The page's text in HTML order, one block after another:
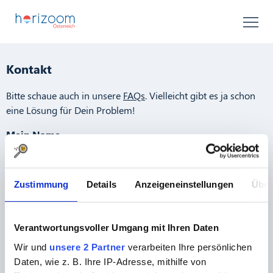
Zustimmung Details Anzeigeneinstellungen
Verantwortungsvoller Umgang mit Ihren Daten
Wir und unsere 2 Partner verarbeiten Ihre persönlichen
Daten, wie z. B. Ihre IP-Adresse, mithilfe von
Kontakt
Bitte schaue auch in unsere FAQs. Vielleicht gibt es ja schon
eine Lösung für Dein Problem!
Mein Name
Bei Anfrage zu Umfrage, nenne die Projektnummer